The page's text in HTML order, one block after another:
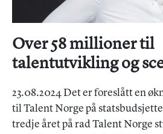
Over 58 millioner til
talentutvikling og
23.08.2024 Det er foreslått en
til Talent Norge på
tredje året på rad Talent Norge